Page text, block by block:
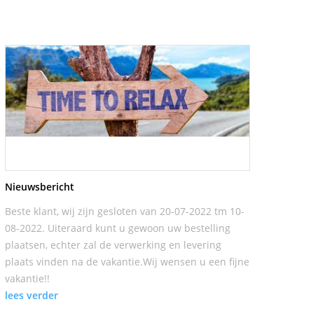
Nieuwsbericht
Beste klant, wij zijn gesloten van 20-07-2022 tm 10-
08-2022. Uiteraard kunt u gewoon uw bestelling
plaatsen, echter zal de verwerking en levering
plaats vinden na de vakantie.Wij wensen u een fijne
vakantie!!
lees verder